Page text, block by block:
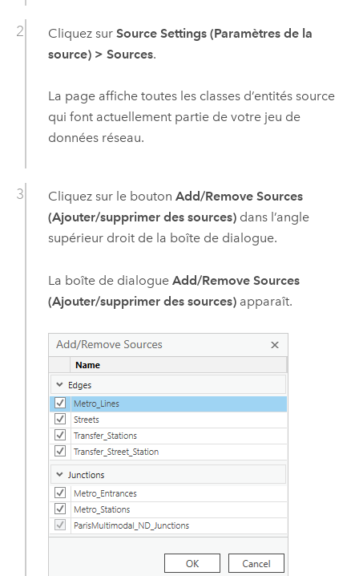
Cliquez sur Source Settings (Paramètres de la
source) > Sources.
La page affiche toutes les classes d’entités source
qui font actuellement partie de votre jeu de
données réseau.
Cliquez sur le bouton Add/Remove Sources
(Ajouter/supprimer des sources)dans l’angle
supérieur droit de la boîte de dialogue.
La boîte de dialogue Add/Remove Sources
(Ajouter/supprimer des sources)apparaît.